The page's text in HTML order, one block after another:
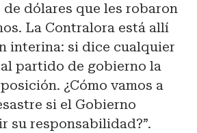
dólares que les robaron
La Contralora está allí
interina: si dice cualquier
partido de gobierno la
¿Cómo vamos a
si el Gobierno
su responsabilidad?”.